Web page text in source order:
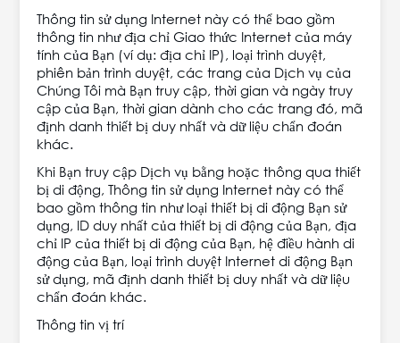
Thông tin sử dụng Internet này có thể bao gồm
thông tin như địa chỉ Giao thức Internet của máy
tính của Bạn (ví dụ: địa chỉ IP), loại trình duyệt,
phiên bản trình duyệt, các trang của Dịch vụ của
Chúng Tôi mà Bạn truy cập, thời gian và ngày truy
cập của Bạn, thời gian dành cho các trang đó, mã
định danh thiết bị duy nhất và dữ liệu chẩn đoán
khác.
Khi Bạn truy cập Dịch vụ bằng hoặc thông qua thiết
bị di động, Thông tin sử dụng Internet này có thể
bao gồm thông tin như loại thiết bị di động Bạn sử
dụng, ID duy nhất của thiết bị di động của Bạn, địa
chỉ IP của thiết bị di động của Bạn, hệ điều hành di
động của Bạn, loại trình duyệt Internet di động Bạn
sử dụng, mã định danh thiết bị duy nhất và dữ liệu
chẩn đoán khác.
Thông tin vị trí